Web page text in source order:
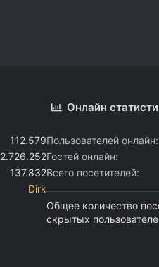
112.579
2.726.252
137.832
Dirk
Онлайн
Пользователей онлайн
Гостей онлайн
Всего посетителей
Общее количество
скрытых